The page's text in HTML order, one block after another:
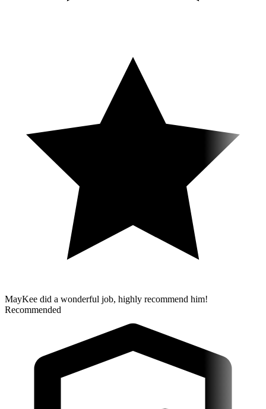
MayKee did a wonderful job, highly recommend him!
Recommended